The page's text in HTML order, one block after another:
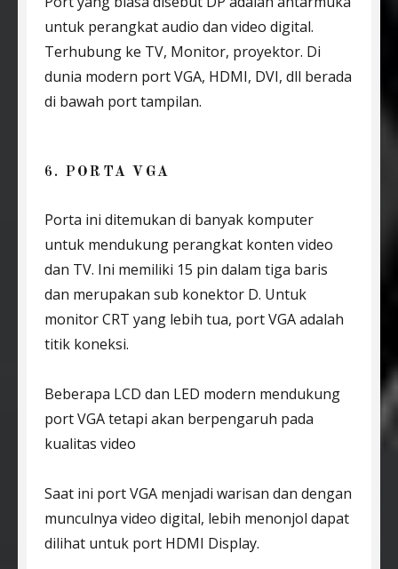
untuk perangkat audio dan video digital.
Terhubung ke TV, Monitor, proyektor. Di
dunia modern port VGA, HDMI, DVI, dll berada
di bawah port tampilan.
6. PORTA VGA
Porta ini ditemukan di banyak komputer
untuk mendukung perangkat konten video
dan TV. Ini memiliki 15 pin dalam tiga baris
dan merupakan sub konektor D. Untuk
monitor CRT yang lebih tua, port VGA adalah
titik koneksi.
Beberapa LCD dan LED modern mendukung
port VGA tetapi akan berpengaruh pada
kualitas video
Saat ini port VGA menjadi warisan dan dengan
munculnya video digital, lebih menonjol dapat
dilihat untuk port HDMI Display.